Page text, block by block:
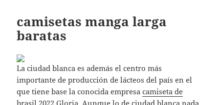
camisetas manga larga
baratas
La ciudad blanca es además el centro más
importante de producción de lácteos del país en el
que tiene base la conocida empresacamiseta de